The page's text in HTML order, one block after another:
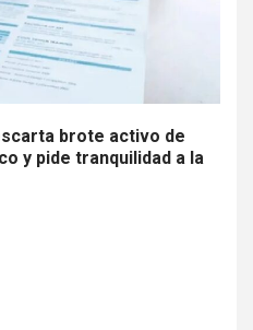
brote activo de
y pide tranquilidad a la